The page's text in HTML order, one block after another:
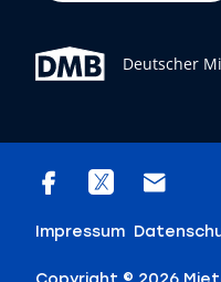
Deutscher
Impressum